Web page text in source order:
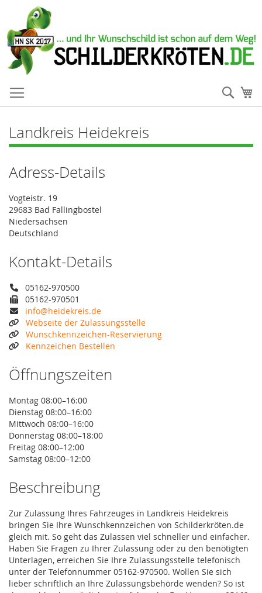
Landkreis Heidekreis
Adress-Details
Vogteistr. 19
29683 Bad Fallingbostel
Niedersachsen
Deutschland
Kontakt-Details
05162-970500
05162-970501
info@heidekreis.de
Webseite der Zulassungsstelle
Wunschkennzeichen-Reservierung
Kennzeichen Bestellen
Öffnungszeiten
Montag 08:00–16:00
Dienstag 08:00–16:00
Mittwoch 08:00–16:00
Donnerstag 08:00–18:00
Freitag 08:00–12:00
Samstag 08:00–12:00
Beschreibung
Zur Zulassung Ihres Fahrzeuges in Landkreis Heidekreis
bringen Sie Ihre Wunschkennzeichen von Schilderkröten.de
gleich mit. So geht das Zulassen viel schneller und einfacher.
Haben Sie Fragen zu Ihrer Zulassung oder zu den benötigten
Unterlagen, erreichen Sie Ihre Zulassungsstelle telefonisch
unter der Telefonnummer 05162-970500. Wollen Sie sich
lieber schriftlich an Ihre Zulassungsbehörde wenden? So ist